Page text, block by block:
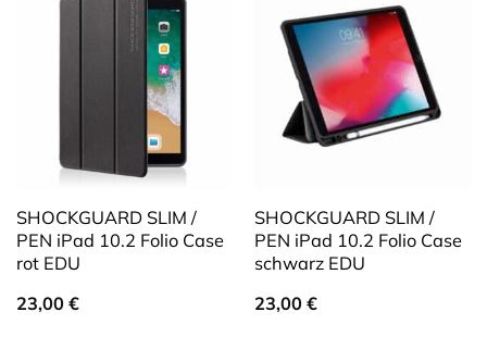
SHOCKGUARD SLIM /
PEN iPad 10.2 Folio Case
rot EDU
23,00 €
SHOCKGUARD SLIM /
PEN iPad 10.2 Folio Case
schwarz EDU
23,00 €